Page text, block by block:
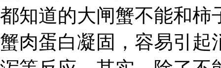
都知道的大闸蟹不能和柿
蟹肉蛋白凝固，容易引起